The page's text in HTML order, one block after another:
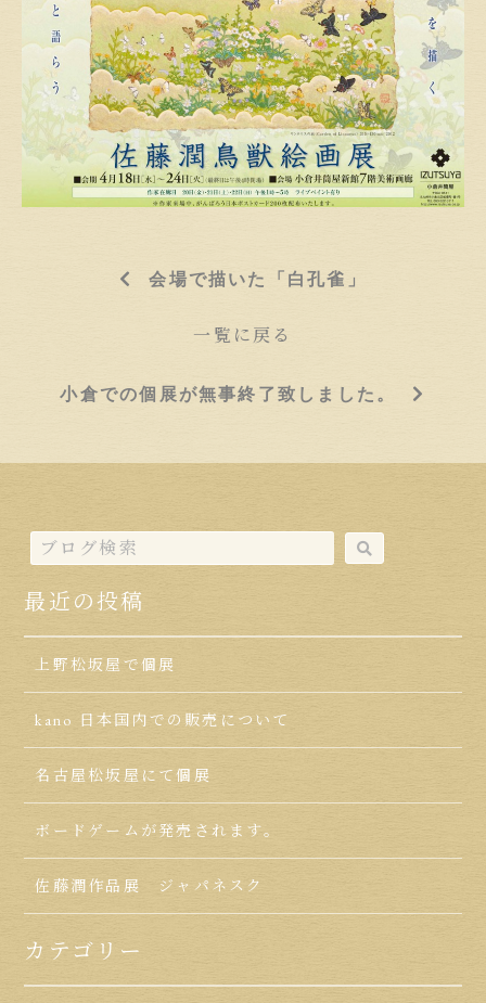
会場で描いた「白孔雀」
一覧に戻る
小倉での個展が無事終了致しました。
最近の投稿
上野松坂屋で個展
kano 日本国内での販売について
名古屋松坂屋にて個展
ボードゲームが発売されます。
佐藤潤作品展 ジャパネスク
カテゴリー